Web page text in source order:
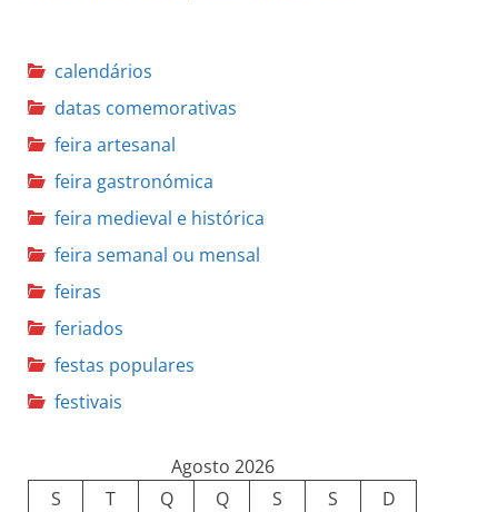
calendários
datas comemorativas
feira artesanal
feira gastronómica
feira medieval e histórica
feira semanal ou mensal
feiras
feriados
festas populares
festivais
Agosto 2026
S
T Q Q S S
D